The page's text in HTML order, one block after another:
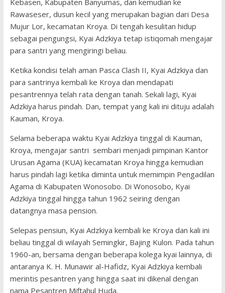
Rawaseser, dusun kecil yang merupakan bagian dari Desa
Mujur Lor, kecamatan Kroya. Di tengah kesulitan hidup
sebagai pengungsi, Kyai Adzkiya tetap istiqomah mengajar
para santri yang mengiringi beliau.
Ketika kondisi telah aman Pasca Clash II, Kyai Adzkiya dan
para santrinya kembali ke Kroya dan mendapati
pesantrennya telah rata dengan tanah. Sekali lagi, Kyai
Adzkiya harus pindah. Dan, tempat yang kali ini dituju adalah
Kauman, Kroya.
Selama beberapa waktu Kyai Adzkiya tinggal di Kauman,
Kroya, mengajar santri sembari menjadi pimpinan Kantor
Urusan Agama (KUA) kecamatan Kroya hingga kemudian
harus pindah lagi ketika diminta untuk memimpin Pengadilan
Agama di Kabupaten Wonosobo. Di Wonosobo, Kyai
Adzkiya tinggal hingga tahun 1962 seiring dengan
datangnya masa pension.
Selepas pensiun, Kyai Adzkiya kembali ke Kroya dan kali ini
beliau tinggal di wilayah Semingkir, Bajing Kulon. Pada tahun
1960-an, bersama dengan beberapa kolega kyai lainnya, di
antaranya K. H. Munawir al-Hafidz, Kyai Adzkiya kembali
merintis pesantren yang hingga saat ini dikenal dengan
nama Pesantren Miftahul Huda.